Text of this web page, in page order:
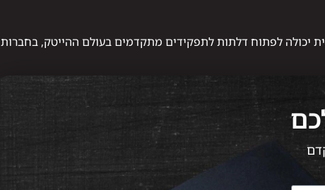
יכולה לפתוח דלתות לתפקידים מתקדמים בעולם ההייטק, בחברות